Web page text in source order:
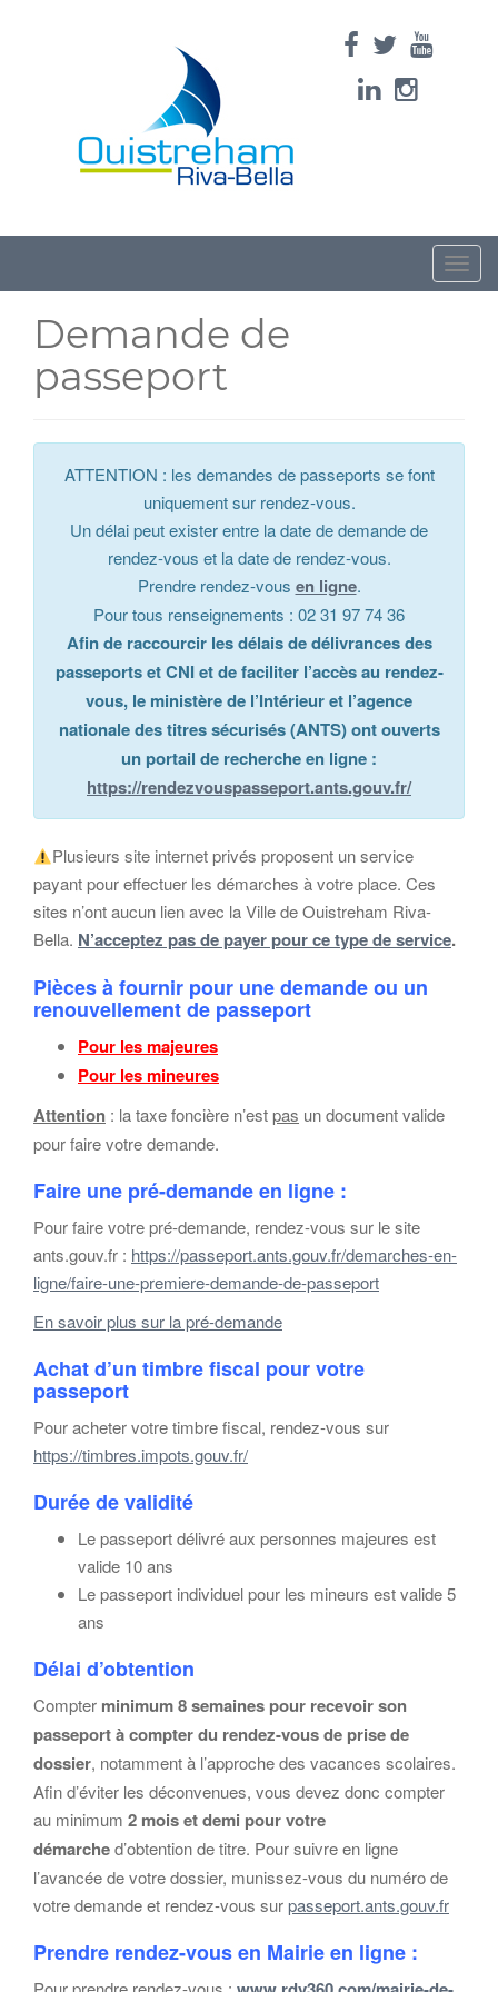
Toggle
Demande de
passeport
ATTENTION : les demandes de passeports se font
uniquement sur rendez-vous.
Un délai peut exister entre la date de demande de
rendez-vous et la date de rendez-vous.
Prendre rendez-vous en ligne.
Pour tous renseignements : 02 31 97 74 36
Afin de raccourcir les délais de délivrances des
passeports et CNI et de faciliter l’accès au rendez-
vous, le ministère de l’Intérieur et l’agence
nationale des titres sécurisés (ANTS) ont ouverts
un portail de recherche en ligne :
https://rendezvouspasseport.ants.gouv.fr/
Plusieurs site internet privés proposent un service
payant pour effectuer les démarches à votre place. Ces
sites n’ont aucun lien avec la Ville de Ouistreham Riva-
Bella. N’acceptez pas de payer pour ce type de service.
Pièces à fournir pour une demande ou un
renouvellement de passeport
Pour les majeures
Pour les mineures
Attention : la taxe foncière n’estpas un document valide
pour faire votre demande.
Faire une pré-demande en ligne :
Pour faire votre pré-demande, rendez-vous sur le site
ants.gouv.fr : https://passeport.ants.gouv.fr/demarches-en-
ligne/faire-une-premiere-demande-de-passeport
En savoir plus sur la pré-demande
Achat d’un timbre fiscal pour votre
passeport
Pour acheter votre timbre fiscal, rendez-vous sur
https://timbres.impots.gouv.fr/
Durée de validité
Le passeport délivré aux personnes majeures est
valide 10 ans
Le passeport individuel pour les mineurs est valide 5
ans
Délai d’obtention
Compter minimum 8 semaines pour recevoir son
passeport à compter du rendez-vous de prise de
dossier, notamment à l’approche des vacances scolaires.
Afin d’éviter les déconvenues, vous devez donc compter
au minimum 2 mois et demi pour votre
démarched’obtention de titre. Pour suivre en ligne
l’avancée de votre dossier, munissez-vous du numéro de
votre demande et rendez-vous surpasseport.ants.gouv.fr
Prendre rendez-vous en Mairie en ligne :